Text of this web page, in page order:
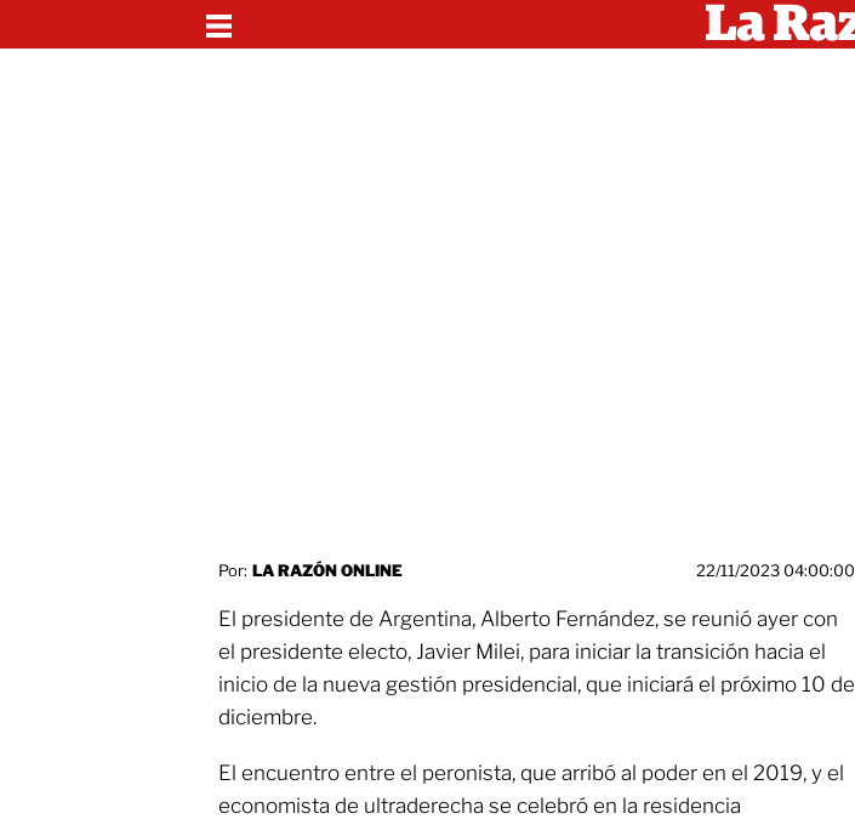
Por: LA RAZÓN ONLINE 22/11/2023 04:00:00
El presidente de Argentina, Alberto Fernández, se reunió ayer con
el presidente electo, Javier Milei, para iniciar la transición hacia el
inicio de la nueva gestión presidencial, que iniciará el próximo 10 de
diciembre.
El encuentro entre el peronista, que arribó al poder en el 2019, y el
economista de ultraderecha se celebró en la residencia